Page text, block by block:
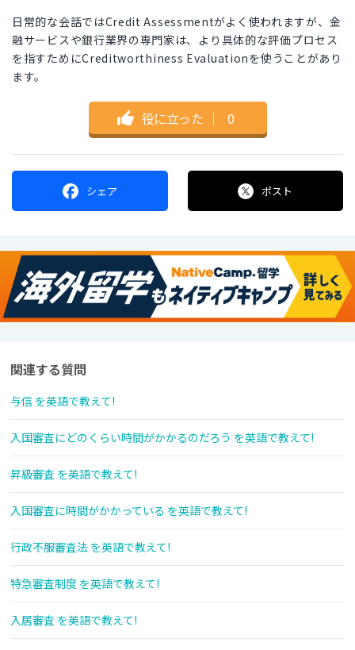
日常的な会話ではCredit Assessmentがよく使われますが、金
融サービスや銀行業界の専門家は、より具体的な評価プロセス
を指すためにCreditworthiness Evaluationを使うことがあり
ます。
役に立った ｜ 0
シェア ポスト
関連する質問
与信 を英語で教えて!
入国審査にどのくらい時間がかかるのだろう を英語で教えて!
昇級審査 を英語で教えて!
入国審査に時間がかかっている を英語で教えて!
行政不服審査法 を英語で教えて!
特急審査制度 を英語で教えて!
入居審査 を英語で教えて!